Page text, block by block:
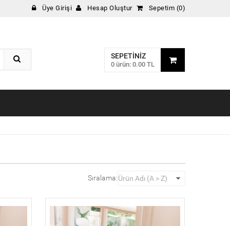
Üye Girişi Hesap Oluştur Sepetim (0)
SEPETINIZ
0 ürün: 0.00 TL
Sıralama: